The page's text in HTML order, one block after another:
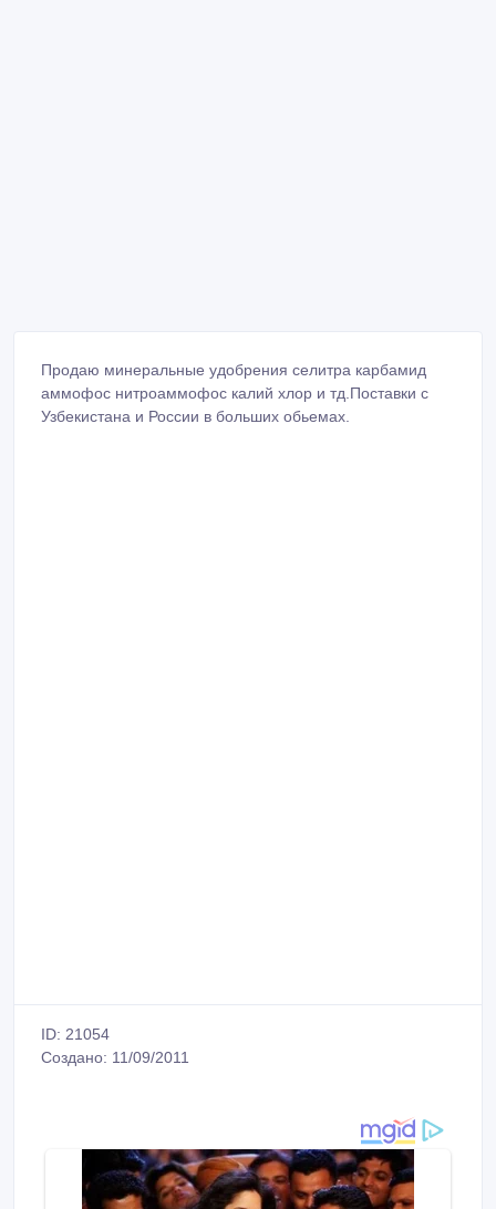
Продаю минеральные удобрения селитра карбамид
аммофос нитроаммофос калий хлор и тд.Поставки с
Узбекистана и России в больших обьемах.
ID: 21054
Создано: 11/09/2011